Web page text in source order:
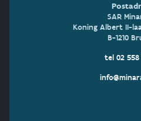
SAR
Koning Albert II-
B-1210
tel 02 558